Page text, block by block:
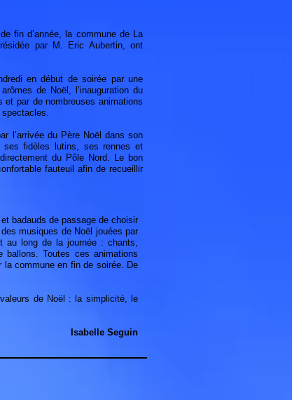
fin d’année, la commune de La
par M. Eric Aubertin, ont
en début de soirée par une
de Noël, l’inauguration du
par de nombreuses animations
spectacles.
l’arrivée du Père Noël dans son
ses fidèles lutins, ses rennes et
du Pôle Nord. Le bon
fauteuil afin de recueillir
badauds de passage de choisir
musiques de Noël jouées par
au long de la journée : chants,
Toutes ces animations
la commune en fin de soirée. De
de Noël : la simplicité, le
Isabelle Seguin